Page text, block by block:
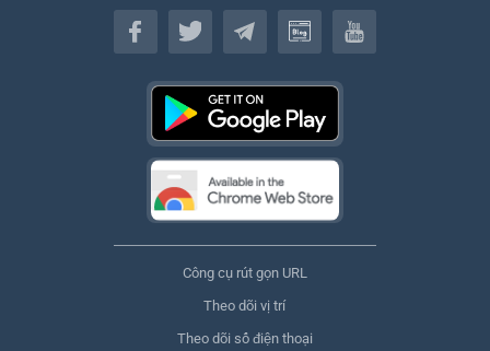
Tiếng Việt
Công cụ rút gọn URL
Theo dõi vị trí
Theo dõi số điện thoại